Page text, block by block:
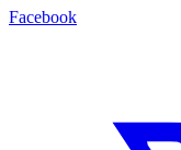
Facebook